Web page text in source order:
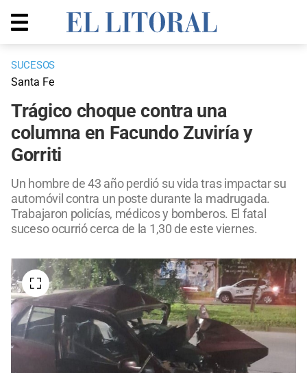
SUCESOS
Santa Fe
Trágico choque contra una
columna en Facundo Zuviría y
Gorriti
Un hombre de 43 año perdió su vida tras impactar su
automóvil contra un poste durante la madrugada.
Trabajaron policías, médicos y bomberos. El fatal
suceso ocurrió cerca de la 1,30 de este viernes.